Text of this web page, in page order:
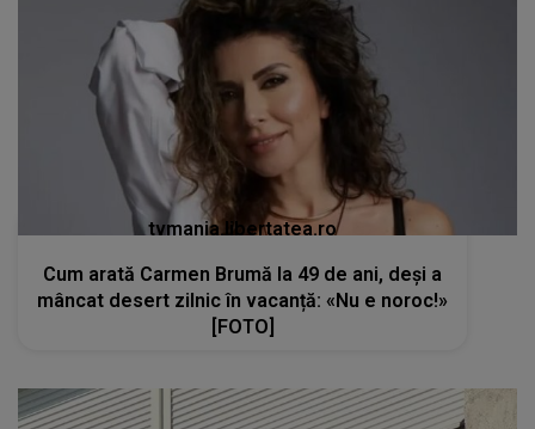
tvmania.libertatea.ro
Cum arată Carmen Brumă la 49 de ani, deși a
mâncat desert zilnic în vacanță: «Nu e noroc!»
[FOTO]